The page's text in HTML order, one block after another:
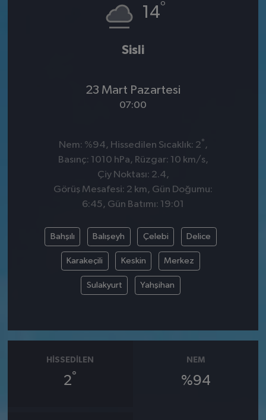
14°
Sisli
23 Mart Pazartesi
07:00
Nem: %94, Hissedilen Sıcaklık: 2° ,
Basınç: 1010 hPa, Rüzgar: 10 km/s,
Çiy Noktası: 2.4,
Görüş Mesafesi: 2 km, Gün Doğumu:
6:45, Gün Batımı: 19:01
Bahşılı Balışeyh Çelebi Delice
Karakeçili Keskin Merkez
Sulakyurt Yahşihan
HISSEDILEN
2°
NEM
%94